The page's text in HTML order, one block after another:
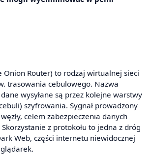
Onion Router) to rodzaj wirtualnej sieci
trasowania cebulowego. Nazwa
wysyłane są przez kolejne warstwy
szyfrowania. Sygnał prowadzony
celem zabezpieczenia danych
z protokołu to jedna z dróg
Web, części internetu niewidocznej